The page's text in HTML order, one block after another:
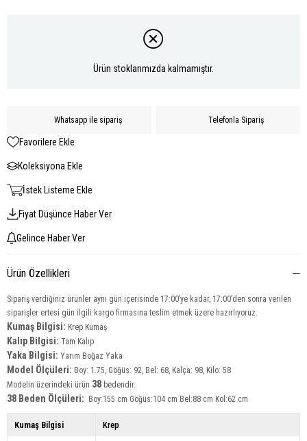
Ürün stoklarımızda kalmamıştır.
Whatsapp ile sipariş Telefonla Sipariş
Favorilere Ekle
Koleksiyona Ekle
İstek Listeme Ekle
Fiyat Düşünce Haber Ver
Gelince Haber Ver
Ürün Özellikleri
Sipariş verdiğiniz ürünler aynı gün içerisinde 17:00’ye kadar, 17:00’den sonra verilen
siparişler ertesi gün ilgili kargo firmasına teslim etmek üzere hazırlıyoruz.
Kumaş Bilgisi: Krep Kumaş
Kalıp Bilgisi: Tam Kalıp
Yaka Bilgisi: Yarım Boğaz Yaka
Model Ölçüleri: Boy: 1.75, Göğüs: 92, Bel: 68, Kalça: 98, Kilo: 58
Modelin üzerindeki ürün 38 bedendir.
38 Beden Ölçüleri: Boy:155 cm Göğüs:104 cm Bel:88 cm Kol:62 cm
Kumaş Bilgisi Krep